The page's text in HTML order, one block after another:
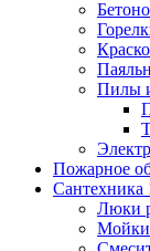
Пилы и
Пожарное
Сантехника
Люки
Мойки